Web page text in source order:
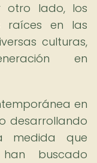
otro lado, los
raíces en las
culturas,
en
en
desarrollando
que
buscado